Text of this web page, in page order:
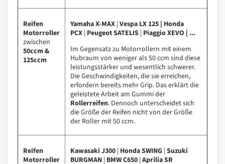
Reifen
Motorroller
zwischen
50ccm &
125ccm
Yamaha X-MAX | Vespa LX 125 | Honda
PCX | Peugeot SATELIS | Piaggio XEVO | ...
Im Gegensatz zu Motorrollern mit einem
Hubraum von weniger als 50 ccm sind diese
leistungsstärker und wesentlich schwerer.
Die Geschwindigkeiten, die sie erreichen,
erfordern bereits mehr Grip. Das erklärt die
geleistete Arbeit am Gummi der
Rollerreifen. Dennoch unterscheidet sich
die Größe der Reifen nicht von der Größe
der Roller mit 50 ccm.
Reifen
Motorroller
Kawasaki J300 | Honda SWING | Suzuki
BURGMAN | BMW C650 | Aprilia SR